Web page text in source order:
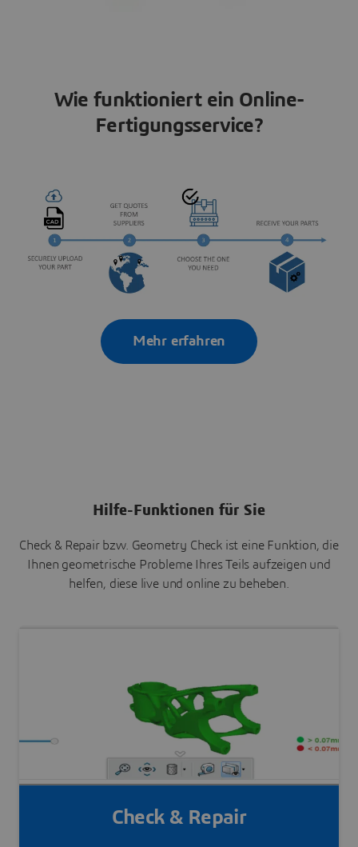
Wie funktioniert ein Online-
Fertigungsservice?
Mehr erfahren
Hilfe-Funktionen für Sie
Check & Repair bzw. Geometry Check ist eine Funktion, die
Ihnen geometrische Probleme Ihres Teils aufzeigen und
helfen, diese live und online zu beheben.
Check & Repair